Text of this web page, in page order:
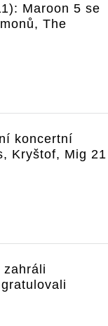
Maroon 5 se
The
koncertní
Kryštof, Mig 21
zahráli